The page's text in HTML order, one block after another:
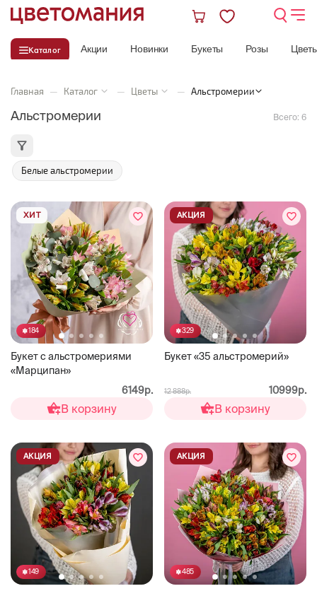
Каталог Акции Новинки Букеты Розы
Главная — Каталог — Цветы — Альстромерии
Альстромерии Всего: 6
Белые альстромерии
184
Букет с альстромериями
«Марципан»
ХИТ
6149р.
В корзину
329
Букет «35 альстромерий»
АКЦИЯ
12 888р. 10999р.
В корзину
149
АКЦИЯ
485
АКЦИЯ